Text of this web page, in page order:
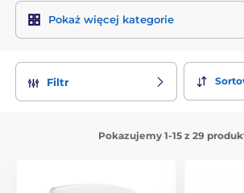
Pokaż więcej kategorie
Filtr
Pokazujemy 1-15 z 29